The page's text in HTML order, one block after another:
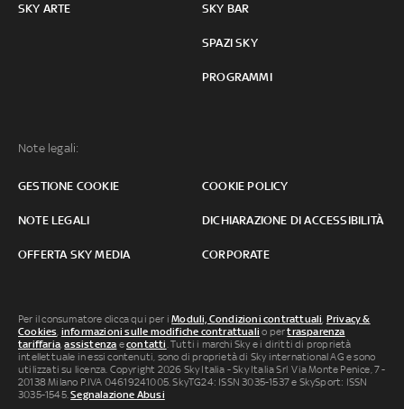
SKY ARTE SKY BAR
SPAZI SKY
PROGRAMMI
Note legali:
GESTIONE COOKIE COOKIE POLICY
NOTE LEGALI DICHIARAZIONE DI ACCESSIBILITÀ
OFFERTA SKY MEDIA CORPORATE
Per il consumatore clicca qui per iModuli, Condizioni contrattuali, Privacy &
Cookies, informazioni sulle modifiche contrattuali o pertrasparenza
tariffaria,assistenza econtatti. Tutti i marchi Sky e i diritti di proprietà
intellettuale in essi contenuti, sono di proprietà di Sky international AG e sono
utilizzati su licenza. Copyright 2026 Sky Italia - Sky Italia Srl Via Monte Penice, 7 -
20138 Milano P.IVA 04619241005. SkyTG24: ISSN 3035-1537 e SkySport: ISSN
3035-1545.Segnalazione Abusi